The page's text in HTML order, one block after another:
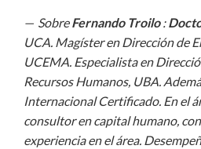
SobreFernando Troilo:
UCA. Magíster en Dirección de
UCEMA. Especialista en
Recursos Humanos, UBA.
Internacional Certificado. En el
consultor en capital humano,
experiencia en el área.